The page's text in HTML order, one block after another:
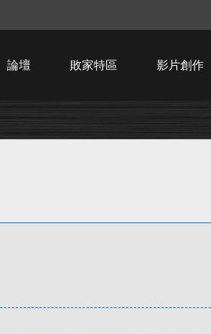
論壇 敗家特區 影片創作